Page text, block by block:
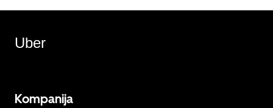
Uber
Kompanija